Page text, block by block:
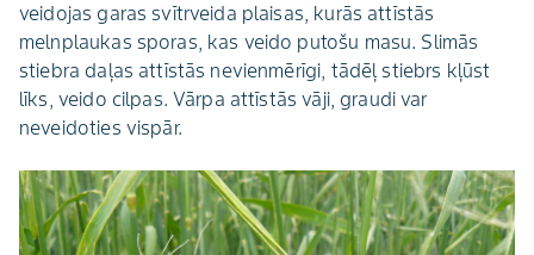
veidojas garas svītrveida plaisas, kurās attīstās
melnplaukas sporas, kas veido putošu masu. Slimās
stiebra daļas attīstās nevienmērīgi, tādēļ stiebrs kļūst
līks, veido cilpas. Vārpa attīstās vāji, graudi var
neveidoties vispār.